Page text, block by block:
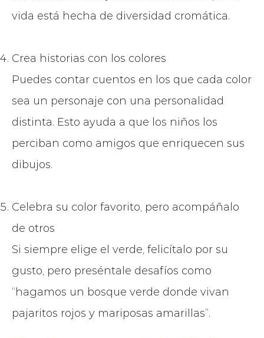
vida está hecha de diversidad cromática.
Crea historias con los colores
Puedes contar cuentos en los que cada color
sea un personaje con una personalidad
distinta. Esto ayuda a que los niños los
perciban como amigos que enriquecen sus
dibujos.
Celebra su color favorito, pero acompáñalo
de otros
Si siempre elige el verde, felicítalo por su
gusto, pero preséntale desafíos como
“hagamos un bosque verde donde vivan
pajaritos rojos y mariposas amarillas”.